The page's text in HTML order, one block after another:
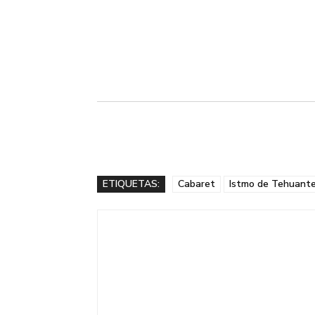
ETIQUETAS: Cabaret Istmo de